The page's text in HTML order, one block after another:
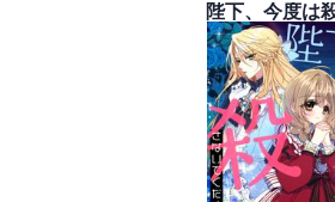
陛下、今度は